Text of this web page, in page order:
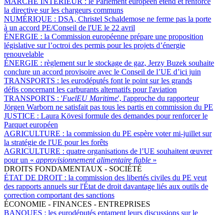
la directive sur les chargeurs communs
NUMÉRIQUE : DSA, Christel Schaldemose ne ferme pas la porte
à un accord PE/Conseil de l'UE le 22 avril
ÉNERGIE : la Commission européenne prépare une proposition
législative sur l’octroi des permis pour les projets d’énergie
renouvelable
ÉNERGIE : règlement sur le stockage de gaz, Jerzy Buzek souhaite
conclure un accord provisoire avec le Conseil de l’UE d’ici juin
TRANSPORTS : les eurodéputés font le point sur les grands
défis concernant les carburants alternatifs pour l'aviation
TRANSPORTS : 'FuelEU Maritime', l'approche du rapporteur
Jörgen Warborn ne satisfait pas tous les partis en commission du PE
JUSTICE : Laura Kövesi formule des demandes pour renforcer le
Parquet européen
AGRICULTURE : la commission du PE espère voter mi-juillet sur
la stratégie de l'UE pour les forêts
AGRICULTURE : quatre organisations de l’UE souhaitent œuvrer
pour un « approvisionnement alimentaire fiable »
DROITS FONDAMENTAUX - SOCIÉTÉ
ÉTAT DE DROIT : la commission des libertés civiles du PE veut
des rapports annuels sur l'État de droit davantage liés aux outils de
correction comportant des sanctions
ÉCONOMIE - FINANCES - ENTREPRISES
BANQUES : les eurodéputés entament leurs discussions sur le